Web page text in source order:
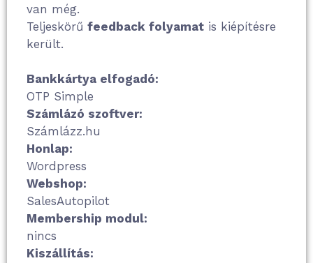
van még.
Teljeskörű feedback folyamat is kiépítésre
került.
Bankkártya elfogadó:
OTP Simple
Számlázó szoftver:
Számlázz.hu
Honlap:
Wordpress
Webshop:
SalesAutopilot
Membership modul:
nincs
Kiszállítás: